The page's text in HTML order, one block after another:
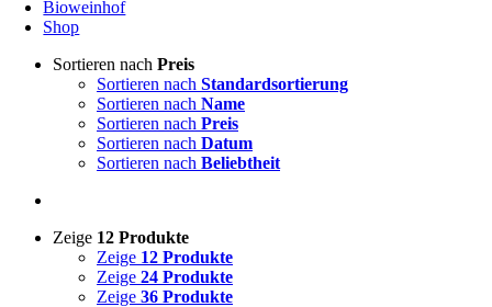
Bioweinhof
Shop
Sortieren nach Preis
Sortieren nach Standardsortierung
Sortieren nach Name
Sortieren nach Preis
Sortieren nach Datum
Sortieren nach Beliebtheit
Zeige 12 Produkte
Zeige 12 Produkte
Zeige 24 Produkte
Zeige 36 Produkte